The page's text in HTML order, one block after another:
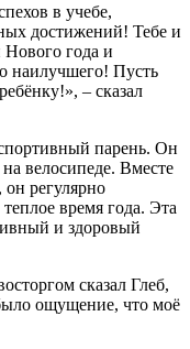
в учебе,
достижений! Тебе и
года и
наилучшего! Пусть
– сказал
парень. Он
велосипеде. Вместе
регулярно
время года. Эта
и здоровый
сказал Глеб,
ощущение, что моё